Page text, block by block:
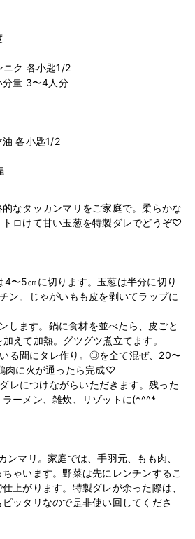
ク 各小匙1/2
分量 3〜4人分
各小匙1/2
なタッカンマリをご家庭で。柔らかな
ロけて甘い玉葱を特製ダレでどうぞ♡
〜5㎝に切ります。玉葱は半分に切り
ン。じゃがいもも皮を剥いてラップに
します。鍋に食材を並べたら、皮ごと
えて加熱。グツグツ煮立てます。
る間にタレ作り。◎を全て混ぜ、20〜
肉に火が通ったら完成♡
レにつけながらいただきます。残った
ラーメン、雑炊、リゾットに(*^^*
ンマリ。家庭では、手羽元、もも肉、
ゃいます。野菜は先にレンチンするこ
上がります。特製ダレが余った際は、
ッタリなので是非使い回してくださ